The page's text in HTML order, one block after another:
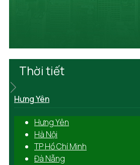
Thời tiết
Hưng Yên
Hưng Yên
Hà Nội
TP Hồ Chí Minh
Đà Nẵng